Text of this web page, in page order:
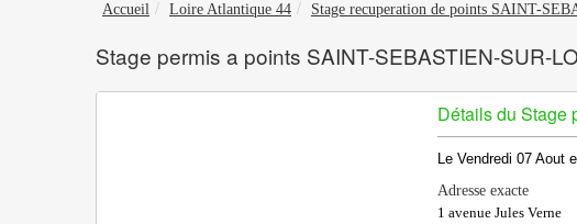
Accueil Loire Atlantique 44 Stage recuperation de points SAINT-
Stage permis a points SAINT-SEBASTIEN-SUR-
Détails du Stage
Le Vendredi 07 Aout
Adresse exacte
1 avenue Jules Verne